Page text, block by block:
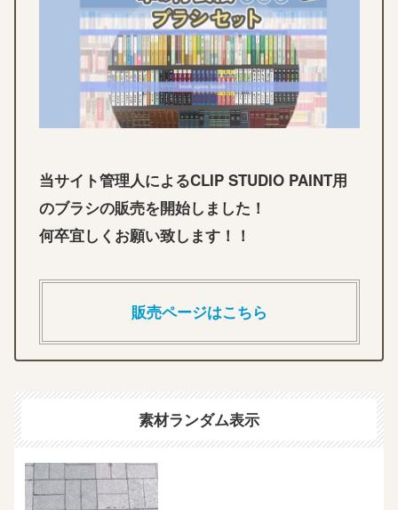
当サイト管理人によるCLIP STUDIO PAINT用
のブラシの販売を開始しました！
何卒宜しくお願い致します！！
販売ページはこちら
素材ランダム表示